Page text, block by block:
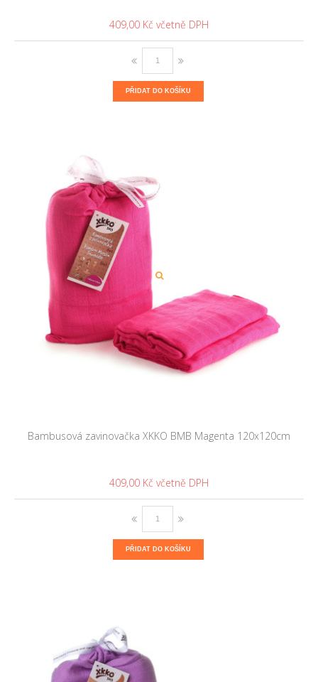
409,00 Kč
PŘIDAT DO KOŠÍKU
Bambusová zavinovačka XKKO BMB Magenta 120x120cm
409,00 Kč
PŘIDAT DO KOŠÍKU